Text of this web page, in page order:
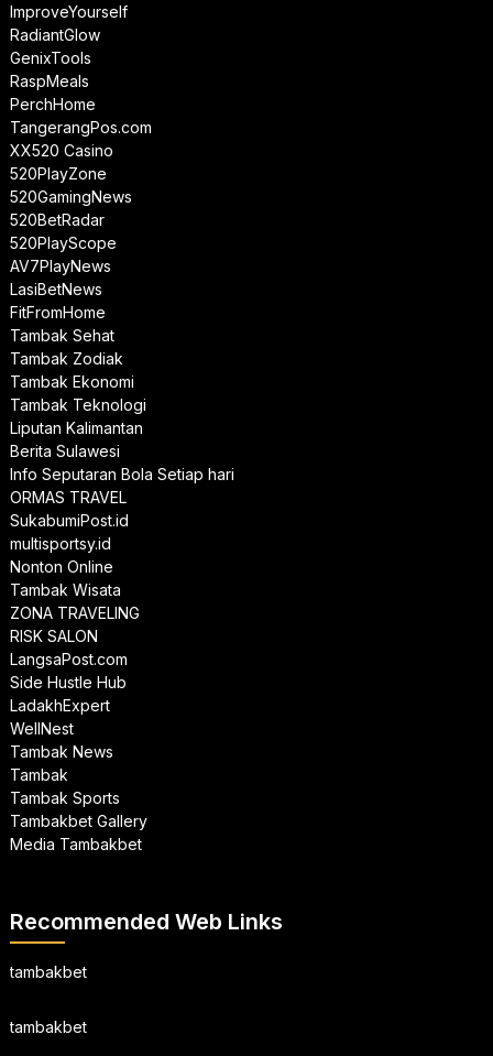
ImproveYourself
RadiantGlow
GenixTools
RaspMeals
PerchHome
TangerangPos.com
XX520 Casino
520PlayZone
520GamingNews
520BetRadar
520PlayScope
AV7PlayNews
LasiBetNews
FitFromHome
Tambak Sehat
Tambak Zodiak
Tambak Ekonomi
Tambak Teknologi
Liputan Kalimantan
Berita Sulawesi
Info Seputaran Bola Setiap hari
ORMAS TRAVEL
SukabumiPost.id
multisportsy.id
Nonton Online
Tambak Wisata
ZONA TRAVELING
RISK SALON
LangsaPost.com
Side Hustle Hub
LadakhExpert
WellNest
Tambak News
Tambak
Tambak Sports
Tambakbet Gallery
Media Tambakbet
Recommended Web Links
tambakbet
tambakbet